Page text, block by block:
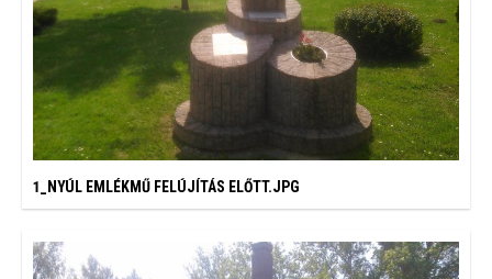
1_NYÚL EMLÉKMŰ FELÚJÍTÁS ELŐTT.JPG